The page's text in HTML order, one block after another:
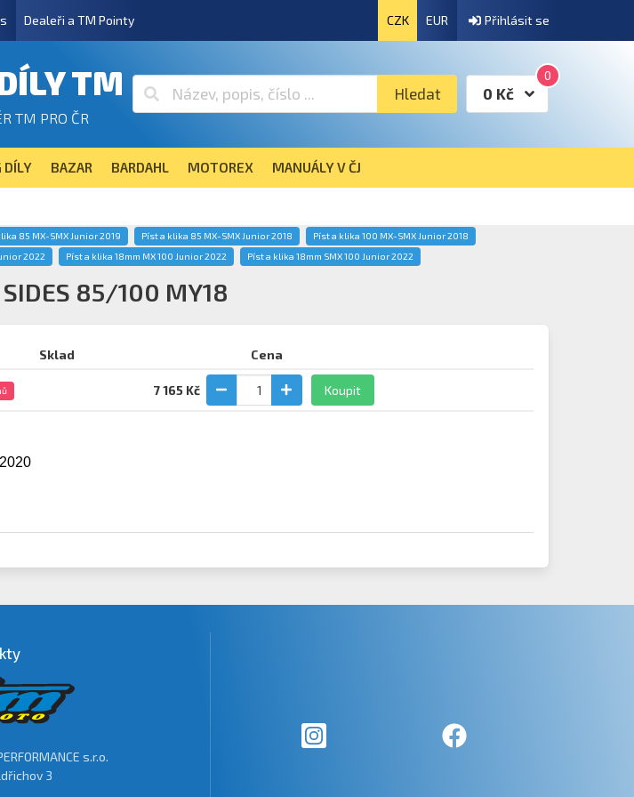
Dealeři a TM Pointy CZK EUR Přihlásit se
TM
TM PRO ČR
Hledat
0
0 Kč
DÍLY BAZAR BARDAHL MOTOREX MANUÁLY V ČJ
85 MX-SMX Junior 2019 Píst a klika 85 MX-SMX Junior 2018
Píst a klika 100 MX-SMX Junior 2018
2022 Píst a klika 18mm MX 100 Junior 2022 Píst a klika 18mm SMX 100 Junior 2022
SIDES 85/100 MY18
Sklad Cena
7 165 Kč Koupit
s.r.o.
3